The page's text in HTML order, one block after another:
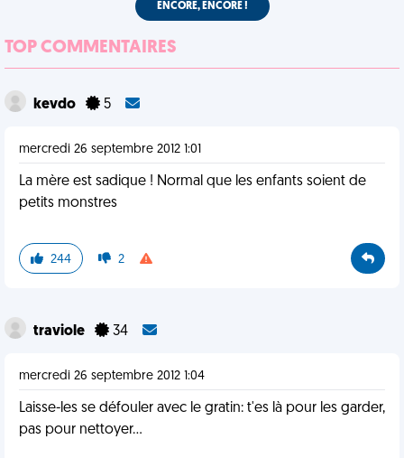
ENCORE, ENCORE !
TOP COMMENTAIRES
kevdo 5
mercredi 26 septembre 2012 1:01
La mère est sadique ! Normal que les enfants soient de
petits monstres
244 2
traviole 34
mercredi 26 septembre 2012 1:04
Laisse-les se défouler avec le gratin: t'es là pour les garder,
pas pour nettoyer...